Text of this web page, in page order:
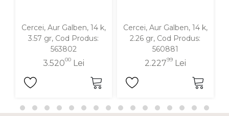
Cercei, Aur Galben, 14 k,
3.57 gr, Cod Produs:
563802
3.52000Lei
Cercei, Aur Galben, 14 k,
2.26 gr, Cod Produs:
560881
2.22799Lei